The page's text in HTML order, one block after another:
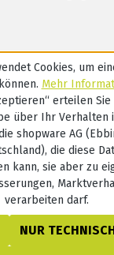
Cookies, um
Mehr
erteilen
über Ihr Verhalten
shopware AG
die diese
kann, sie aber zu
verarbeiten darf.
NUR